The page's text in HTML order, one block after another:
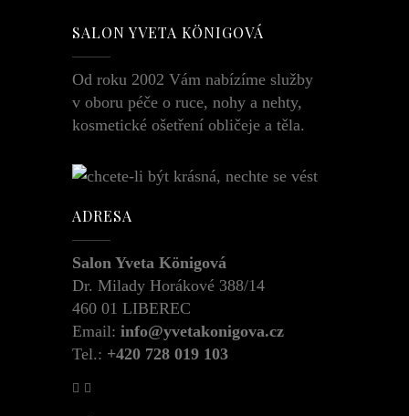
SALON YVETA KÖNIGOVÁ
Od roku 2002 Vám nabízíme služby
v oboru péče o ruce, nohy a nehty,
kosmetické ošetření obličeje a těla.
ADRESA
Salon Yveta Königová
Dr. Milady Horákové 388/14
460 01 LIBEREC
Email: info@yvetakonigova.cz
Tel.: +420 728 019 103